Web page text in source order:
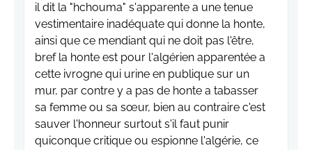
il dit la "hchouma" s'apparente a une tenue
vestimentaire inadéquate qui donne la honte,
ainsi que ce mendiant qui ne doit pas l'être,
bref la honte est pour l'algérien apparentée a
cette ivrogne qui urine en publique sur un
mur, par contre y a pas de honte a tabasser
sa femme ou sa sœur, bien au contraire c'est
sauver l'honneur surtout s'il faut punir
quiconque critique ou espionne l'algérie, ce